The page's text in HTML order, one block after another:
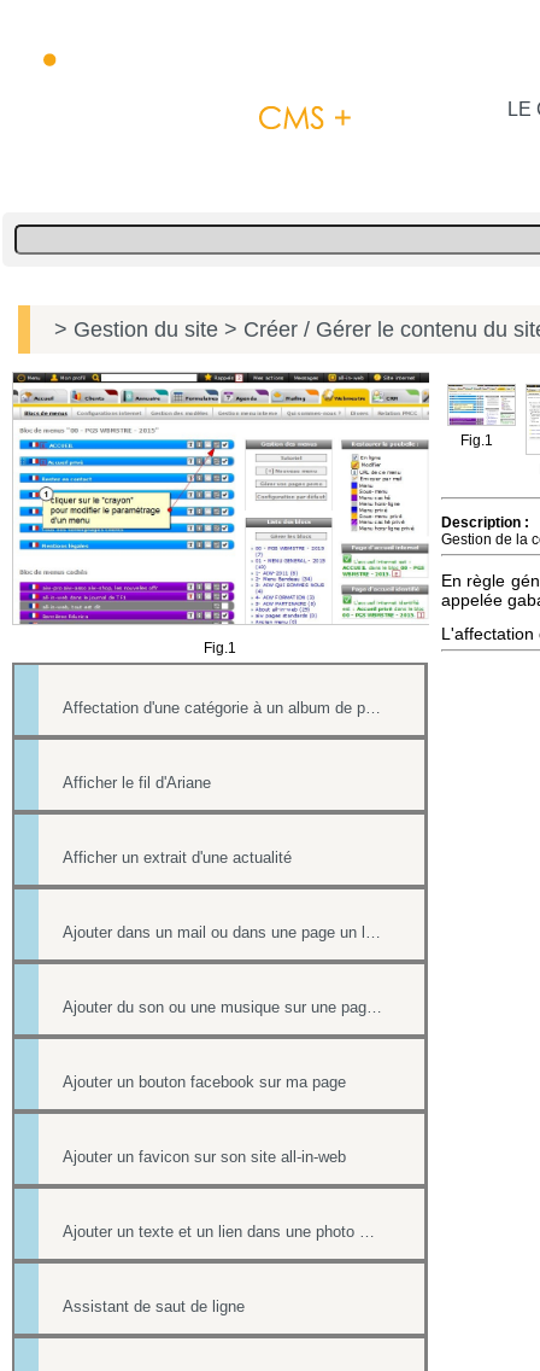
LE
> Gestion du site > Créer / Gérer le contenu du
Fig.1
Affectation d'une catégorie à un album de photos
Afficher le fil d'Ariane
Afficher un extrait d'une actualité
Ajouter dans un mail ou dans une page un lien vers un document stocké dans l'onglet Document
Ajouter du son ou une musique sur une page de votre site
Ajouter un bouton facebook sur ma page
Ajouter un favicon sur son site all-in-web
Ajouter un texte et un lien dans une photo d'un album
Assistant de saut de ligne
Fig.1
Description :
Gestion de la
En règle
appelée
L'affectation